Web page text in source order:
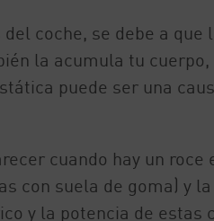
coche, se debe a que
la acumula tu cuerpo,
puede ser una
cuando hay un roce
con suela de goma) y
y la potencia de estas